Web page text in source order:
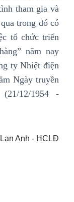
tham gia và
trong đó có
tổ chức triển
năm nay
ty Nhiệt điện
Ngày truyền
12/1954 -
Lan Anh - HCLĐ